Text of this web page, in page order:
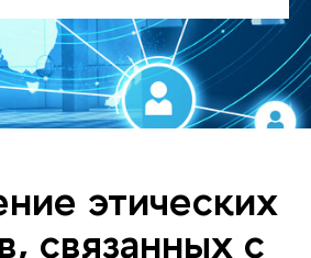
этических
связанных с